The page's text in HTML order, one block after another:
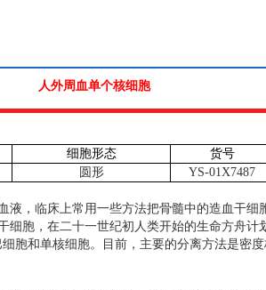
人外周血单个核细胞
细胞形态
货号
圆形 YS-01X7487
液，临床上常用一些方法把骨髓中的造血干
胞，在二十一世纪初人类开始的生命方舟计
胞和单核细胞。目前，主要的分离方法是密